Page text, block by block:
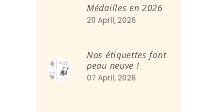
Médailles en 2026
20 April, 2026
Nos étiquettes font
peau neuve !
07 April, 2026